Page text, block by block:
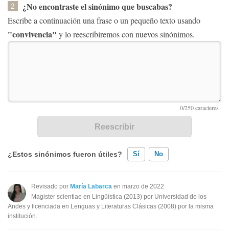
2 ¿No encontraste el sinónimo que buscabas?
Escribe a continuación una frase o un pequeño texto usando
"convivencia" y lo reescribiremos con nuevos sinónimos.
¿Estos sinónimos fueron útiles? Sí No
Existen sinónimos incorrectos
Ninguno de los sinónimos presentados me ayudó
Revisado por María Labarca en marzo de 2022
Magister scientiae en Lingüística (2013) por Universidad de los
Andes y licenciada en Lenguas y Literaturas Clásicas (2008) por la misma
institución.